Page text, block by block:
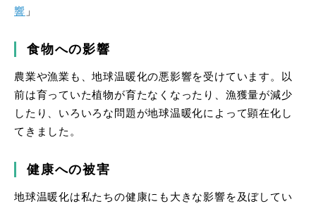
響 」
食物への影響
農業や漁業も、地球温暖化の悪影響を受けています。以
前は育っていた植物が育たなくなったり、漁獲量が減少
したり、いろいろな問題が地球温暖化によって顕在化し
てきました。
健康への被害
地球温暖化は私たちの健康にも大きな影響を及ぼしてい